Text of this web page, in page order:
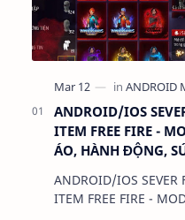
ANDROID/IOS
ITEM FREE FIRE -
ÁO, HÀNH ĐỘNG,
THỨ KHÁC
ANDROID/IOS SEVER
ITEM FREE FIRE -